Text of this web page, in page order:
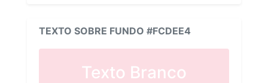
TEXTO SOBRE FUNDO #FCDEE4
Texto Branco